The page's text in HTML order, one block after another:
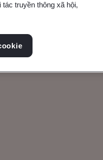
toàn
Thang và
truyền thông xã hội,